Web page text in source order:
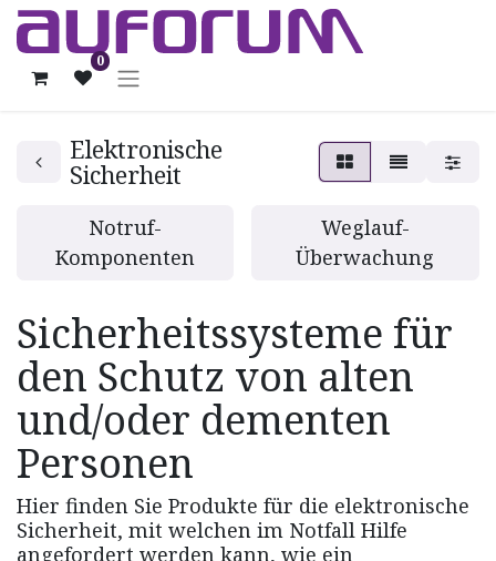
0
Elektronische
Sicherheit
Notruf-
Komponenten
Weglauf-
Überwachung
Sicherheitssysteme für
den Schutz von alten
und/oder dementen
Personen
Hier finden Sie Produkte für die elektronische
Sicherheit, mit welchen im Notfall Hilfe
angefordert werden kann, wie ein